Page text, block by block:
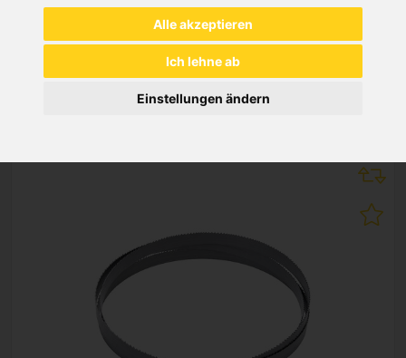
Alle akzeptieren
Ich lehne ab
Einstellungen ändern
NEUHEITEN